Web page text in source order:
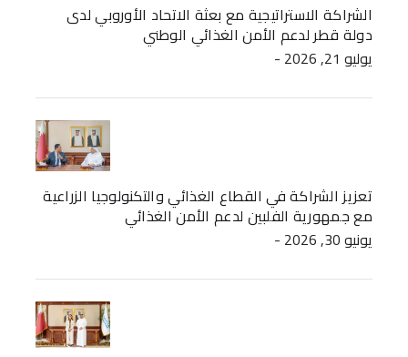
الشراكة الاستراتيجية مع بعثة الاتحاد الأوروبي لدى
دولة قطر لدعم الأمن الغذائي الوطني
- يوليو 21, 2026
تعزيز الشراكة في القطاع الغذائي والتكنولوجيا الزراعية
مع جمهورية الفلبين لدعم الأمن الغذائي
- يونيو 30, 2026